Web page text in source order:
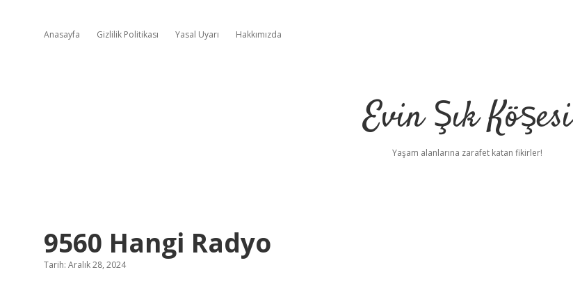
Anasayfa Gizlilik Politikası Yasal Uyarı Hakkımızda
Evin Şık Köşesi
Yaşam alanlarına zarafet katan fikirler!
9560 Hangi Radyo
Tarih: Aralık 28, 2024